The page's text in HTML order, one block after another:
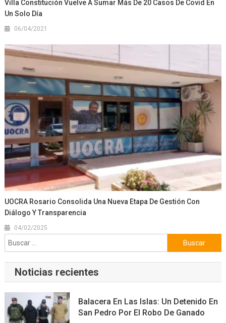
Villa Constitución Vuelve A Sumar Más De 20 Casos De Covid En
Un Solo Día
06/04/2021
UOCRA Rosario Consolida Una Nueva Etapa De Gestión Con
Diálogo Y Transparencia
04/02/2025
Buscar:
Noticias recientes
Balacera En Las Islas: Un Detenido En
San Pedro Por El Robo De Ganado